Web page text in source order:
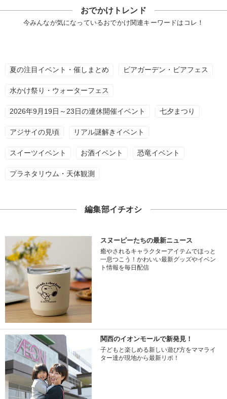
おでかけトレンド
今みんなが気になっているおでかけ関連キーワードはコレ！
夏の注目イベント・催しまとめ ビアガーデン・ビアフェス
水かけ祭り・ウォーターフェス
2026年9月19日～23日の連休開催イベント 七夕まつり
アジサイの見頃 リアル謎解きイベント
スイーツイベント お酒イベント 恐竜イベント
プラネタリウム・天体観測
編集部イチオシ
スヌーピーたちの最新ニュース
癒やされるキャラクターアイテムでほっと
一息つこう！かわいい最新グッズやイベン
ト情報を毎日配信
関西のイオンモールで新発見！
子どもと楽しめる新しい遊び方をママライ
ター達が現地から最新リポ！